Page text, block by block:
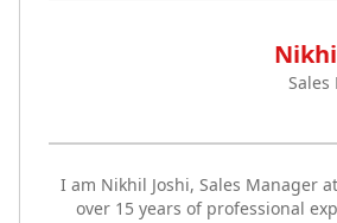
Sales
I am Nikhil Joshi, Sales Manager
over 15 years of professional